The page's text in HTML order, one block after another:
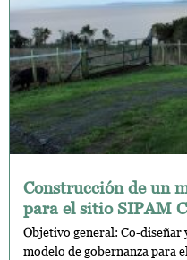
Construcción de un
para el sitio SIPAM
Objetivo general: Co-diseñar
modelo de gobernanza para